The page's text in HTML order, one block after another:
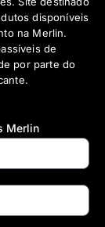
Merlin
disponíveis
na Merlin.
de
por parte do